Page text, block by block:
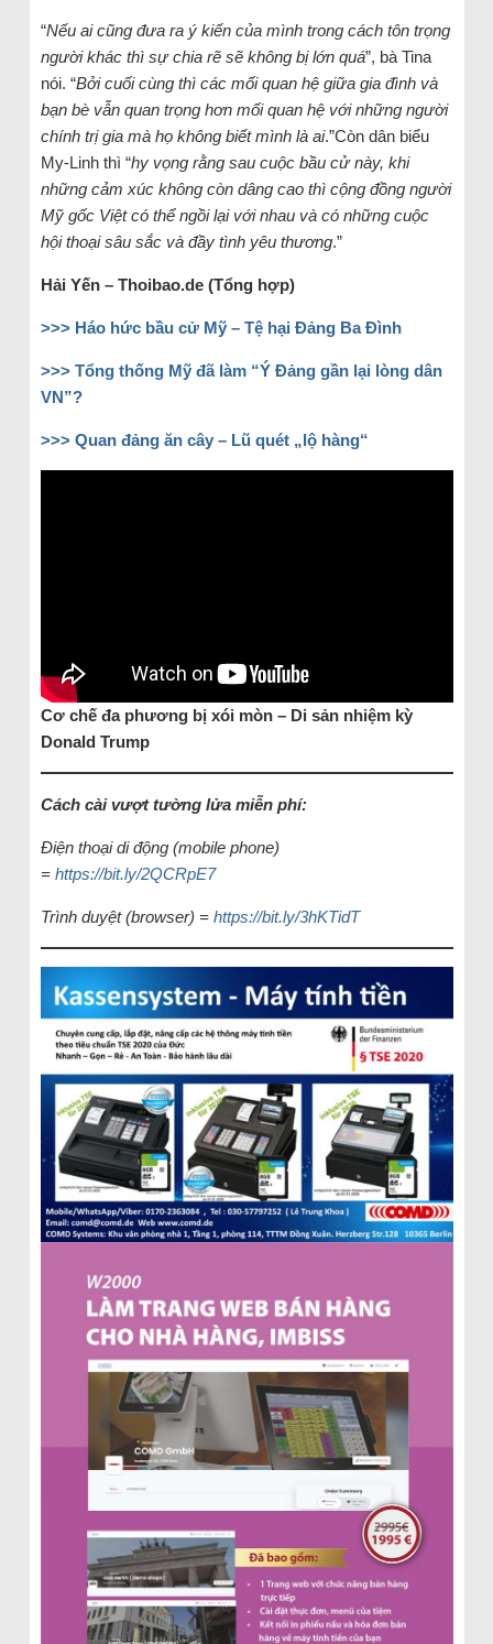
“Nếu ai cũng đưa ra ý kiến của mình trong cách tôn trọng
người khác thì sự chia rẽ sẽ không bị lớn quá”, bà Tina
nói. “Bởi cuối cùng thì các mối quan hệ giữa gia đình và
bạn bè vẫn quan trọng hơn mối quan hệ với những người
chính trị gia mà họ không biết mình là ai.”Còn dân biểu
My-Linh thì “hy vọng rằng sau cuộc bầu cử này, khi
những cảm xúc không còn dâng cao thì cộng đồng người
Mỹ gốc Việt có thể ngồi lại với nhau và có những cuộc
hội thoại sâu sắc và đầy tình yêu thương.”
Hải Yến – Thoibao.de (Tổng hợp)
>>> Háo hức bầu cử Mỹ – Tệ hại Đảng Ba Đình
>>> Tổng thống Mỹ đã làm “Ý Đảng gần lại lòng dân
VN”?
>>> Quan đảng ăn cây – Lũ quét „lộ hàng“
Cơ chế đa phương bị xói mòn – Di sản nhiệm kỳ
Donald Trump
Cách cài vượt tường lửa miễn phí:
Điện thoại di động (mobile phone)
= https://bit.ly/2QCRpE7
Trình duyệt (browser) = https://bit.ly/3hKTidT